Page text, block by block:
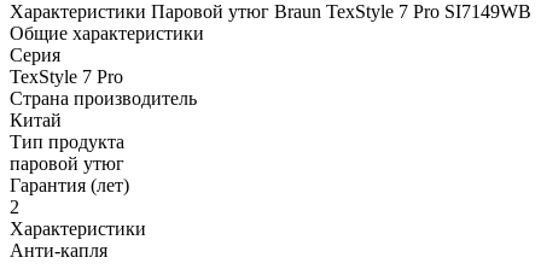
Характеристики Паровой утюг Braun TexStyle 7 Pro SI7149WB
Общие характеристики
Серия
TexStyle 7 Pro
Страна производитель
Китай
Тип продукта
паровой утюг
Гарантия (лет)
2
Характеристики
Анти-капля